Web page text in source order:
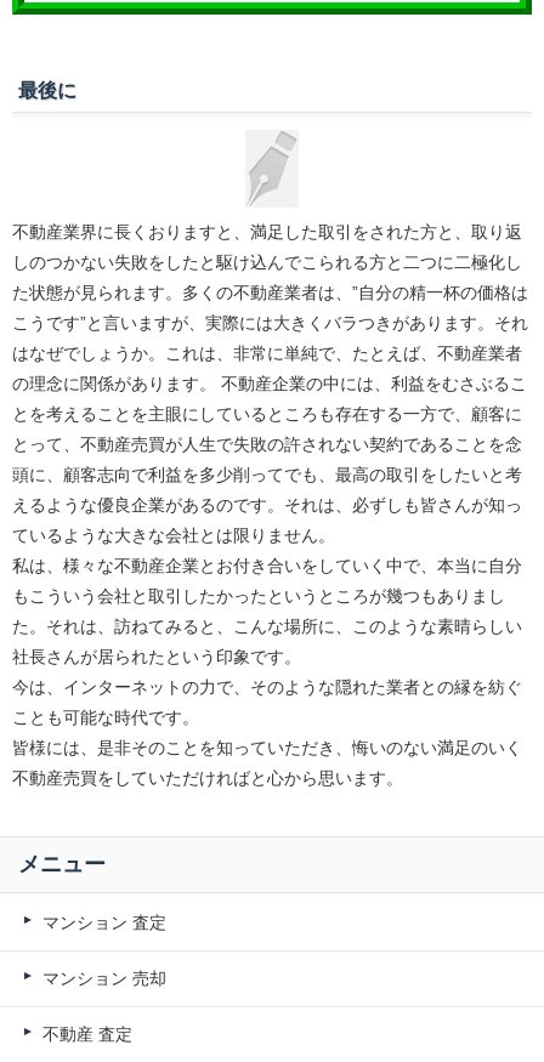
最後に
不動産業界に長くおりますと、満足した取引をされた方と、取り返
しのつかない失敗をしたと駆け込んでこられる方と二つに二極化し
た状態が見られます。多くの不動産業者は、”自分の精一杯の価格は
こうです”と言いますが、実際には大きくバラつきがあります。それ
はなぜでしょうか。これは、非常に単純で、たとえば、不動産業者
の理念に関係があります。 不動産企業の中には、利益をむさぶるこ
とを考えることを主眼にしているところも存在する一方で、顧客に
とって、不動産売買が人生で失敗の許されない契約であることを念
頭に、顧客志向で利益を多少削ってでも、最高の取引をしたいと考
えるような優良企業があるのです。それは、必ずしも皆さんが知っ
ているような大きな会社とは限りません。
私は、様々な不動産企業とお付き合いをしていく中で、本当に自分
もこういう会社と取引したかったというところが幾つもありまし
た。それは、訪ねてみると、こんな場所に、このような素晴らしい
社長さんが居られたという印象です。
今は、インターネットの力で、そのような隠れた業者との縁を紡ぐ
ことも可能な時代です。
皆様には、是非そのことを知っていただき、悔いのない満足のいく
不動産売買をしていただければと心から思います。
メニュー
マンション 査定
マンション 売却
不動産 査定